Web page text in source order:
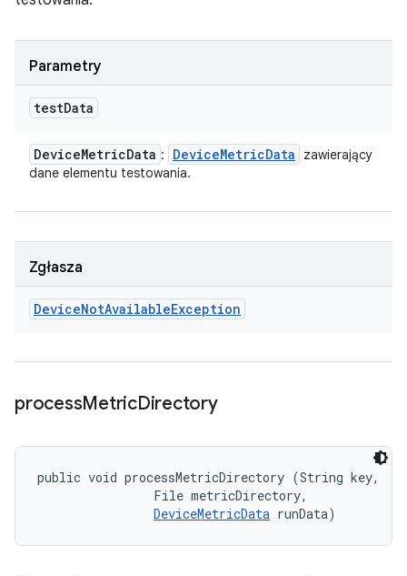
Parametry
testData
DeviceMetricData : DeviceMetricData
zawierający
dane elementu testowania.
Zgłasza
DeviceNotAvailableException
processMetricDirectory
public void processMetricDirectory (String key,
                File metricDirectory,
DeviceMetricData runData)